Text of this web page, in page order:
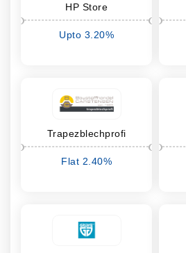
HP Store
Upto 3.20%
Trapezblechprofi
Flat 2.40%